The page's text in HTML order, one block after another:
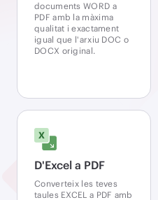
documents WORD a
PDF amb la màxima
qualitat i exactament
igual que l'arxiu DOC o
DOCX original.
D'Excel a PDF
Converteix les teves
taules EXCEL a PDF amb